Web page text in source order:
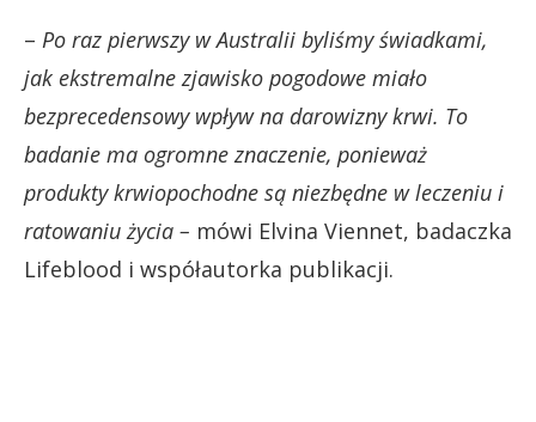
– Po raz pierwszy w Australii byliśmy świadkami,
jak ekstremalne zjawisko pogodowe miało
bezprecedensowy wpływ na darowizny krwi. To
badanie ma ogromne znaczenie, ponieważ
produkty krwiopochodne są niezbędne w leczeniu i
ratowaniu życia – mówi Elvina Viennet, badaczka
Lifeblood i współautorka publikacji.